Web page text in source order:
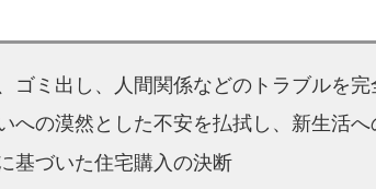
ゴミ出し、人間関係などのトラブルを完
への漠然とした不安を払拭し、新生活
基づいた住宅購入の決断